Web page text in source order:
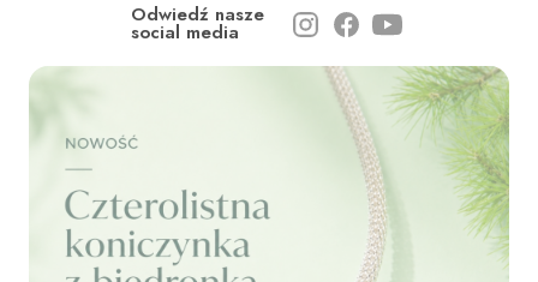
Odwiedź nasze
social media